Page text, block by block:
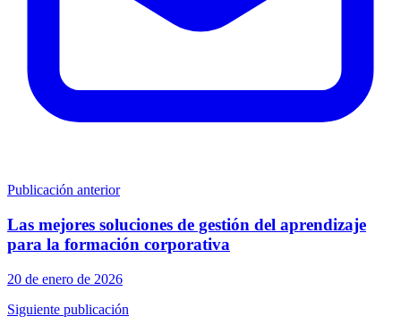
Publicación anterior
Las mejores soluciones de gestión del aprendizaje
para la formación corporativa
20 de enero de 2026
Siguiente publicación